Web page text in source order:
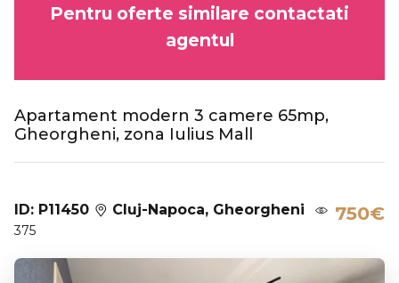
Pentru oferte similare contactati
agentul
Apartament modern 3 camere 65mp,
Gheorgheni, zona Iulius Mall
ID: P11450 Cluj-Napoca, Gheorgheni
375
750€